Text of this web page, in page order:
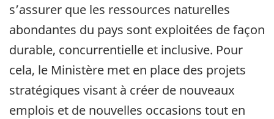
s’assurer que les ressources naturelles
abondantes du pays sont exploitées de façon
durable, concurrentielle et inclusive. Pour
cela, le Ministère met en place des projets
stratégiques visant à créer de nouveaux
emplois et de nouvelles occasions tout en